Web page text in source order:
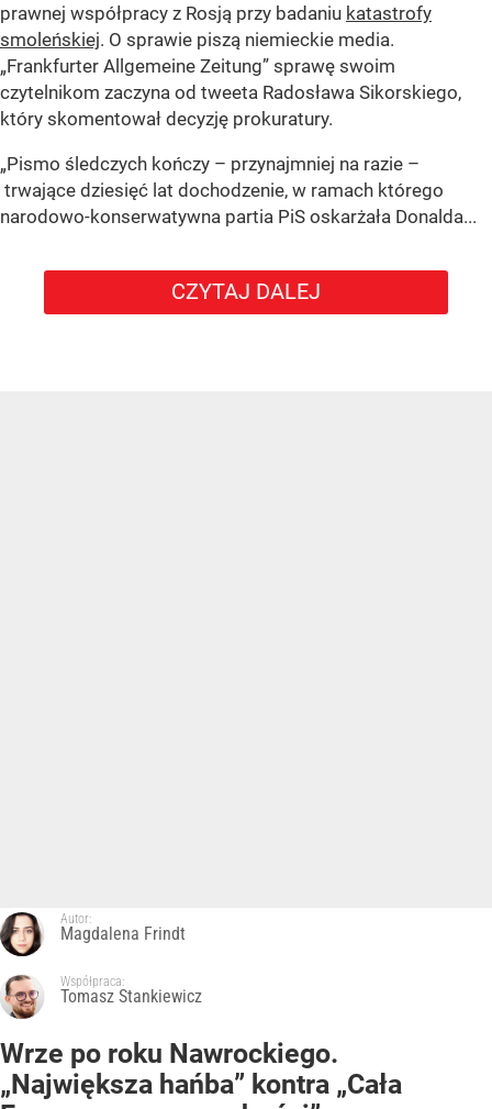
prawnej współpracy z Rosją przy badaniu katastrofy
smoleńskiej. O sprawie piszą niemieckie media.
„Frankfurter Allgemeine Zeitung” sprawę swoim
czytelnikom zaczyna od tweeta Radosława Sikorskiego,
który skomentował decyzję prokuratury.
„Pismo śledczych kończy – przynajmniej na razie –
trwające dziesięć lat dochodzenie, w ramach którego
narodowo-konserwatywna partia PiS oskarżała Donalda...
CZYTAJ DALEJ
Autor:
Magdalena Frindt
Współpraca:
Tomasz Stankiewicz
Wrze po roku Nawrockiego.
„Największa hańba” kontra „Cała